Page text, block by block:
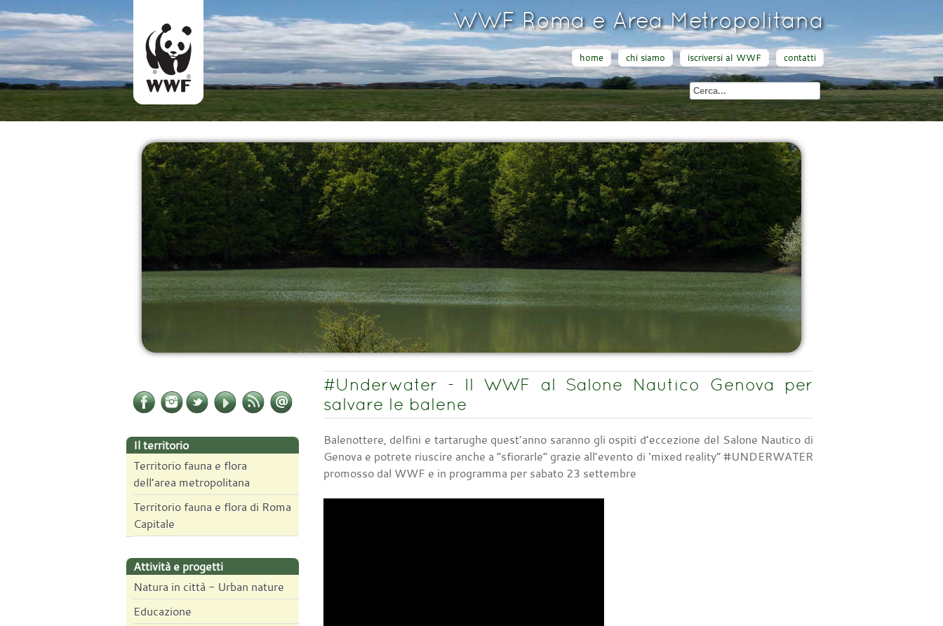
WWF Roma e Area Metropolitana
home chi siamo iscriversi al WWF contatti
Il territorio
Territorio fauna e flora
dell’area metropolitana
Territorio fauna e flora di Roma
Capitale
Attività e progetti
Natura in città - Urban nature
Educazione
#Underwater - Il WWF al Salone Nautico Genova per
salvare le balene
Balenottere, delfini e tartarughe quest’anno saranno gli ospiti d’eccezione del Salone Nautico di
Genova e potrete riuscire anche a “sfiorarle” grazie all’evento di ‘mixed reality” #UNDERWATER
promosso dal WWF e in programma per sabato 23 settembre